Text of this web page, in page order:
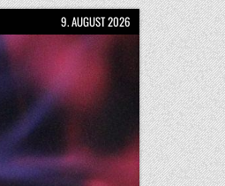
9. AUGUST 2026